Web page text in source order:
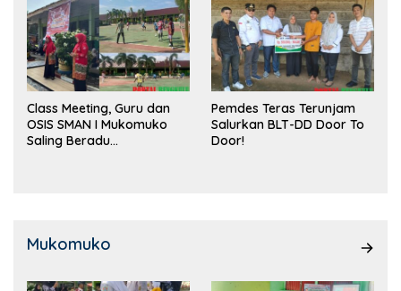
Class Meeting, Guru dan
OSIS SMAN I Mukomuko
Saling Beradu
Pemdes Teras Terunjam
Salurkan BLT-DD Door To
Door!
Mukomuko